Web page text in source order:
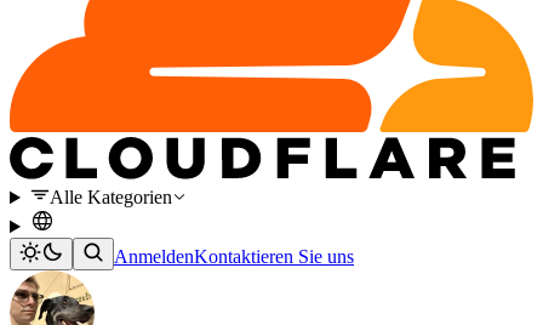
Alle Kategorien
AnmeldenKontaktieren Sie uns